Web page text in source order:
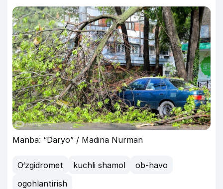
Manba: “Daryo” / Madina Nurman
O‘zgidromet kuchli shamol
ob-havo
ogohlantirish